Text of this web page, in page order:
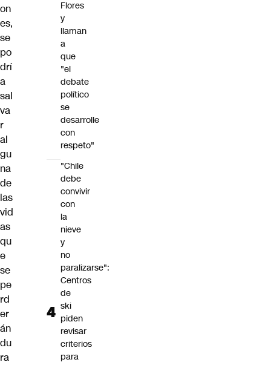
on
es,
se
po
drí
a
sal
va
r
al
gu
na
de
las
vid
as
qu
e
se
pe
rd
er
án
du
ra
Flores
y
llaman
a
que
"el
debate
político
se
desarrolle
con
respeto"
"Chile
debe
convivir
con
la
nieve
y
no
paralizarse":
Centros
de
ski
piden
revisar
criterios
para